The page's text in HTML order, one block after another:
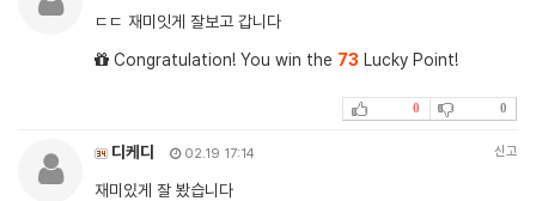
ㄷㄷ 재미잇게 잘보고 갑니다
Congratulation! You win the 73 Lucky Point!
0 0
디케디 02.19 17:14 신고
재미있게 잘 봤습니다